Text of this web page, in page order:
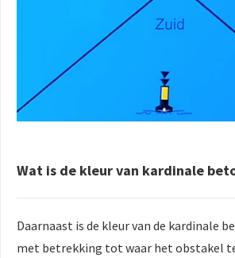
Wat is de kleur van kardinale
Daarnaast is de kleur van de kardinale
met betrekking tot waar het obstakel